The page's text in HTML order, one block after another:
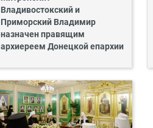
Владивостокский и
Приморский Владимир
назначен правящим
архиереем Донецкой епархии